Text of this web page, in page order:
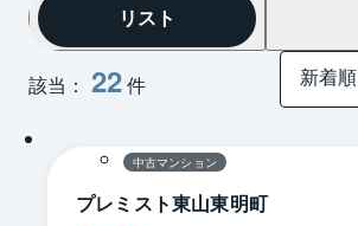
該当： 22件
リスト
1 / 0
中古マンション
プレミスト東山東明町